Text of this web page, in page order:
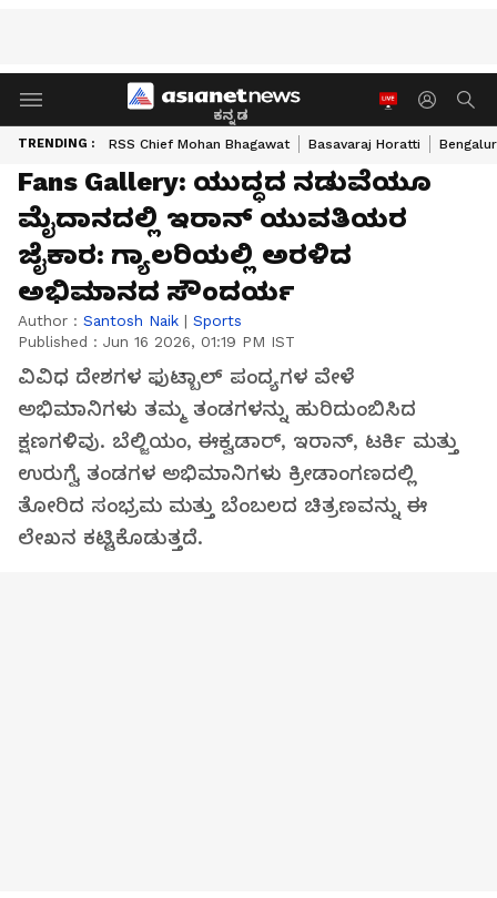
ಕನ್ನಡ
TRENDING : RSS Chief Mohan Bhagawat Basavaraj Horatti
Fans Gallery: ಯುದ್ಧದ ನಡುವೆಯೂ
ಮೈದಾನದಲ್ಲಿ ಇರಾನ್ ಯುವತಿಯರ
ಜೈಕಾರ: ಗ್ಯಾಲರಿಯಲ್ಲಿ ಅರಳಿದ
ಅಭಿಮಾನದ ಸೌಂದರ್ಯ
Author : Santosh Naik | Sports
Published : Jun 16 2026, 01:19 PM IST
ವಿವಿಧ ದೇಶಗಳ ಫುಟ್ಬಾಲ್ ಪಂದ್ಯಗಳ ವೇಳೆ
ಅಭಿಮಾನಿಗಳು ತಮ್ಮ ತಂಡಗಳನ್ನು ಹುರಿದುಂಬಿಸಿದ
ಕ್ಷಣಗಳಿವು. ಬೆಲ್ಜಿಯಂ, ಈಕ್ವಡಾರ್, ಇರಾನ್, ಟರ್ಕಿ ಮತ್ತು
ಉರುಗ್ವೆ ತಂಡಗಳ ಅಭಿಮಾನಿಗಳು ಕ್ರೀಡಾಂಗಣದಲ್ಲಿ
ತೋರಿದ ಸಂಭ್ರಮ ಮತ್ತು ಬೆಂಬಲದ ಚಿತ್ರಣವನ್ನು ಈ
ಲೇಖನ ಕಟ್ಟಿಕೊಡುತ್ತದೆ.